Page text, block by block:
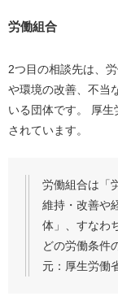
労働組合
2つ目の相談先は、
や環境の改善、不当
いる団体です。 厚
されています。
労働組合は「
維持・改善や
体」、すなわ
どの労働条件
元：厚生労働